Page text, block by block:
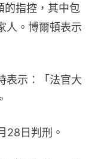
的指控，其中包
人。博爾頓表示
表示：「法官大
28日判刑。